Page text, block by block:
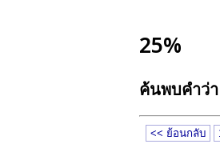
25%
ค้นพบคำว่
<< ย้อนกลับ